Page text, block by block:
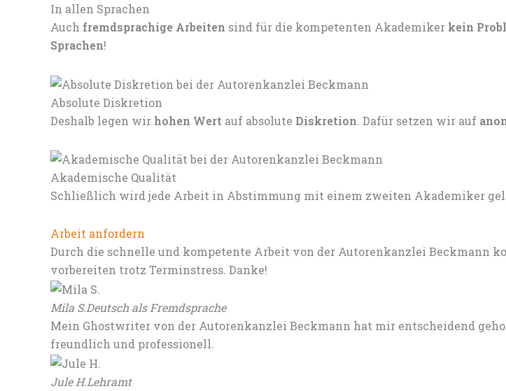
In allen Sprachen
Auch fremdsprachige Arbeiten sind für die kompetenten Akademiker kein
Sprachen!
Absolute Diskretion
Deshalb legen wir hohen Wert auf absolute Diskretion. Dafür setzen wir auf
Akademische Qualität
Schließlich wird jede Arbeit in Abstimmung mit einem zweiten Akademiker
Arbeit anfordern
Durch die schnelle und kompetente Arbeit von der Autorenkanzlei Beckmann
vorbereiten trotz Terminstress. Danke!
Mila S.Deutsch als Fremdsprache
Mein Ghostwriter von der Autorenkanzlei Beckmann hat mir entscheidend
freundlich und professionell.
Jule H.Lehramt